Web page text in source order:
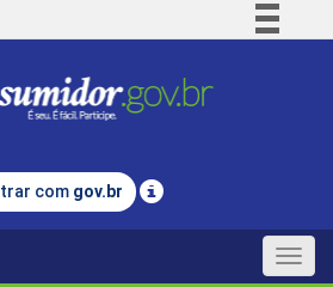
Comunica BR
Legislação
com gov.br
Toggle